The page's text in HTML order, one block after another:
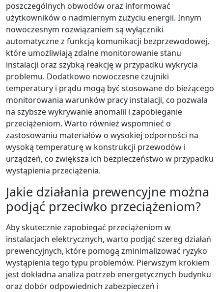
poszczególnych obwodów oraz informować
użytkowników o nadmiernym zużyciu energii. Innym
nowoczesnym rozwiązaniem są wyłączniki
automatyczne z funkcją komunikacji bezprzewodowej,
które umożliwiają zdalne monitorowanie stanu
instalacji oraz szybką reakcję w przypadku wykrycia
problemu. Dodatkowo nowoczesne czujniki
temperatury i prądu mogą być stosowane do bieżącego
monitorowania warunków pracy instalacji, co pozwala
na szybsze wykrywanie anomalii i zapobieganie
przeciążeniom. Warto również wspomnieć o
zastosowaniu materiałów o wysokiej odporności na
wysoką temperaturę w konstrukcji przewodów i
urządzeń, co zwiększa ich bezpieczeństwo w przypadku
wystąpienia przeciążenia.
Jakie działania prewencyjne można
podjąć przeciwko przeciążeniom?
Aby skutecznie zapobiegać przeciążeniom w
instalacjach elektrycznych, warto podjąć szereg działań
prewencyjnych, które pomogą zminimalizować ryzyko
wystąpienia tego typu problemów. Pierwszym krokiem
jest dokładna analiza potrzeb energetycznych budynku
oraz dobór odpowiednich zabezpieczeń i